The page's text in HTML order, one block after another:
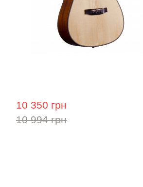
10 350 грн
10 994 грн